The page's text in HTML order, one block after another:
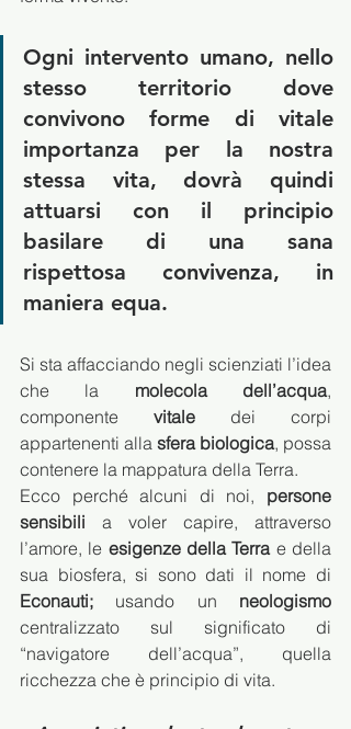
Ogni intervento umano, nello
stesso territorio dove
convivono forme di vitale
importanza per la nostra
stessa vita, dovrà quindi
attuarsi con il principio
basilare di una sana
rispettosa convivenza, in
maniera equa.
Si sta affacciando negli scienziati l’idea
che la molecola dell’acqua,
componente vitale dei corpi
appartenenti alla sfera biologica, possa
contenere la mappatura della Terra.
Ecco perché alcuni di noi, persone
sensibili a voler capire, attraverso
l’amore, le esigenze della Terra e della
Econauti; usando un neologismo
centralizzato sul significato di
“navigatore dell’acqua”, quella
ricchezza che è principio di vita.